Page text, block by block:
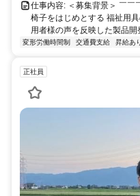
仕事内容: ＜募集背景＞ ￣￣
椅子をはじめとする 福祉用
用者様の声を反映した製品
変形労働時間制 交通費支給 昇給あ
正社員